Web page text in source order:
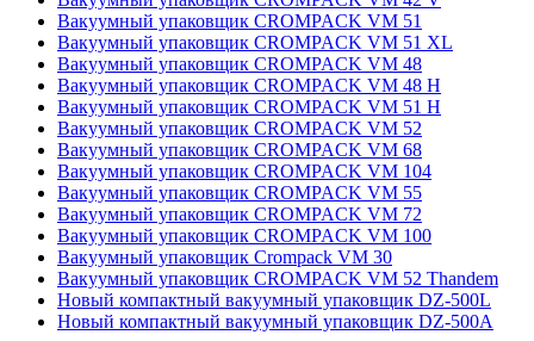
Вакуумный упаковщик CROMPACK VM 51
Вакуумный упаковщик CROMPACK VM 51 XL
Вакуумный упаковщик CROMPACK VM 48
Вакуумный упаковщик CROMPACK VM 48 H
Вакуумный упаковщик CROMPACK VM 51 H
Вакуумный упаковщик CROMPACK VM 52
Вакуумный упаковщик CROMPACK VM 68
Вакуумный упаковщик CROMPACK VM 104
Вакуумный упаковщик CROMPACK VM 55
Вакуумный упаковщик CROMPACK VM 72
Вакуумный упаковщик CROMPACK VM 100
Вакуумный упаковщик Crompack VM 30
Вакуумный упаковщик CROMPACK VM 52 Thandem
Новый компактный вакуумный упаковщик DZ-500L
Новый компактный вакуумный упаковщик DZ-500A